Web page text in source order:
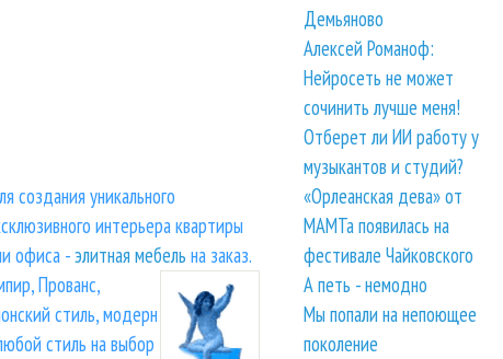
создания уникального
интерьера квартиры
офиса -элитная мебель на заказ.
Прованс,
стиль, модерн
стиль на выбор
Демьяново
Алексей Романоф:
Нейросеть не может
сочинить лучше меня!
Отберет ли ИИ работу у
музыкантов и студий?
«Орлеанская дева» от
МАМТа появилась на
фестивале Чайковского
А петь - немодно
Мы попали на непоющее
поколение